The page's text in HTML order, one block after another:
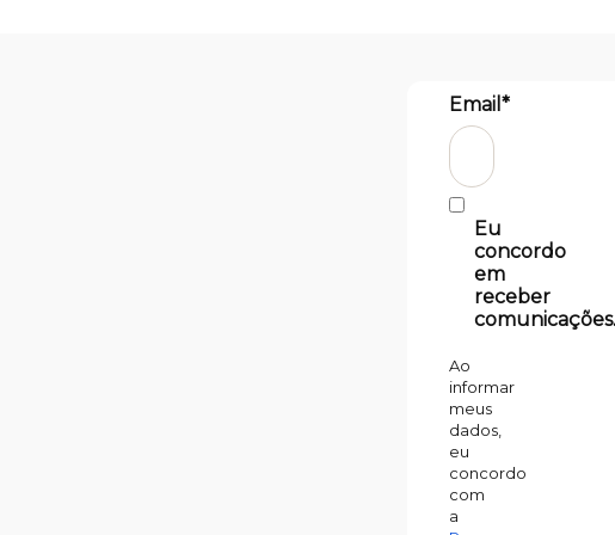
Email*
Eu
concordo
em
receber
Ao
informar
meus
dados,
eu
concordo
com
a